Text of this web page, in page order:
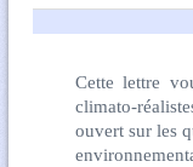
Cette lettre
climato-
ouvert sur les